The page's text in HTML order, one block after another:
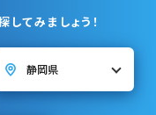
てみましょう！